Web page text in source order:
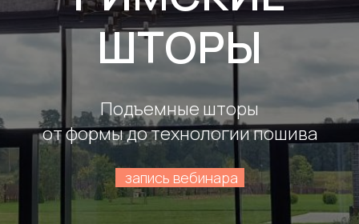
ШТОРЫ
Подъемные шторы
от формы до технологии пошива
запись вебинара